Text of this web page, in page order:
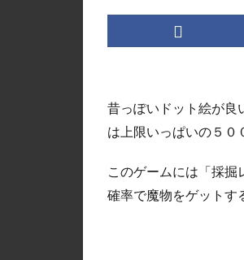
昔っぽいドット絵が良
は上限いっぱいの５０
このゲームには「採
確率で魔物をゲットす